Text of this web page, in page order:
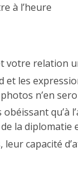
à l’heure
votre relation
et les
n’en
qu’à
la
leur capacité